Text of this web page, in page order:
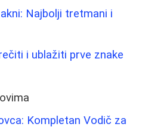
Najbolji tretmani i
i ublažiti prve znake
Kompletan Vodič za